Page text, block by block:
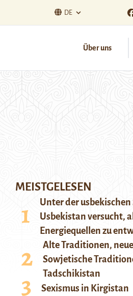
DE
Über uns
MEISTGELESEN
Unter der usbekischen
Usbekistan versucht,
Energiequellen zu
Alte Traditionen,
Sowjetische
Tadschikistan
Sexismus in Kirgistan